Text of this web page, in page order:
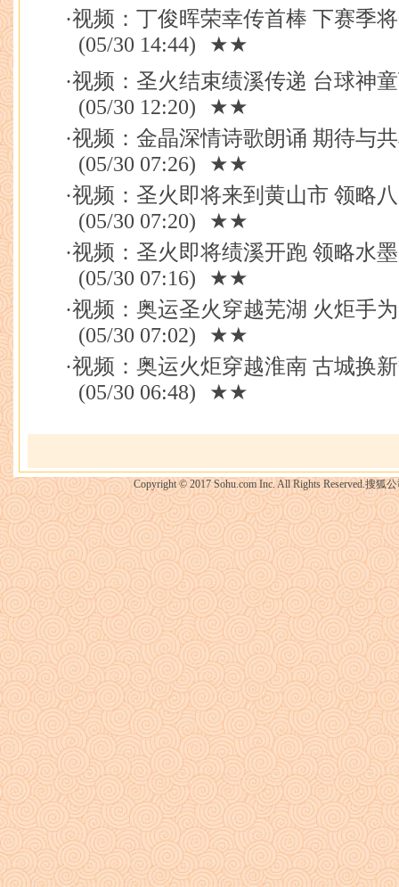
·视频：丁俊晖荣幸传首棒 下赛季
(05/30 14:44)
★★
·视频：圣火结束绩溪传递 台球神
(05/30 12:20)
★★
·视频：金晶深情诗歌朗诵 期待与
(05/30 07:26)
★★
·视频：圣火即将来到黄山市 领略
(05/30 07:20)
★★
·视频：圣火即将绩溪开跑 领略水
(05/30 07:16)
★★
·视频：奥运圣火穿越芜湖 火炬手
(05/30 07:02)
★★
·视频：奥运火炬穿越淮南 古城换
(05/30 06:48)
★★
Copyright © 2017 Sohu.com Inc. All Rights Reserved.搜狐